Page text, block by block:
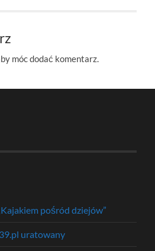
móc dodać komentarz.
pośród dziejów”
uratowany